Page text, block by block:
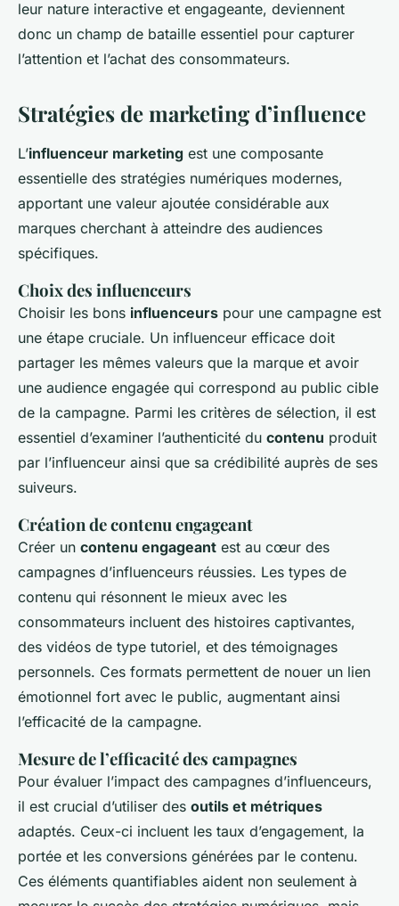
leur nature interactive et engageante, deviennent
donc un champ de bataille essentiel pour capturer
l’attention et l’achat des consommateurs.
Stratégies de marketing d’influence
L’influenceur marketing est une composante
essentielle des stratégies numériques modernes,
apportant une valeur ajoutée considérable aux
marques cherchant à atteindre des audiences
spécifiques.
Choix des influenceurs
Choisir les bons influenceurs pour une campagne est
une étape cruciale. Un influenceur efficace doit
partager les mêmes valeurs que la marque et avoir
une audience engagée qui correspond au public cible
de la campagne. Parmi les critères de sélection, il est
essentiel d’examiner l’authenticité du contenu produit
par l’influenceur ainsi que sa crédibilité auprès de ses
suiveurs.
Création de contenu engageant
Créer un contenu engageant est au cœur des
campagnes d’influenceurs réussies. Les types de
contenu qui résonnent le mieux avec les
consommateurs incluent des histoires captivantes,
des vidéos de type tutoriel, et des témoignages
personnels. Ces formats permettent de nouer un lien
émotionnel fort avec le public, augmentant ainsi
l’efficacité de la campagne.
Mesure de l’efficacité des campagnes
Pour évaluer l’impact des campagnes d’influenceurs,
il est crucial d’utiliser des outils et métriques
adaptés. Ceux-ci incluent les taux d’engagement, la
portée et les conversions générées par le contenu.
Ces éléments quantifiables aident non seulement à